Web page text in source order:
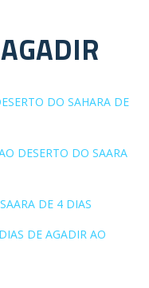
DO SAHARA DE
DESERTO DO SAARA
DE 4 DIAS
DE AGADIR AO